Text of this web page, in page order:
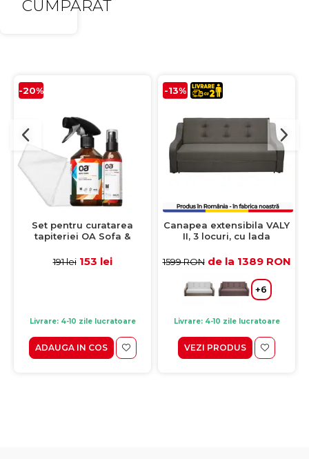
CUMPARAT
-20%
Set pentru curatarea
tapiteriei OA Sofa &
Laveta din microfibra
191 lei 153 lei
Livrare: 4-10 zile lucratoare
ADAUGA IN COS
-13%
Canapea extensibila VALY
II, 3 locuri, cu lada
215x90x95 cm
1599 RON de la 1389 RON
+6
Livrare: 4-10 zile lucratoare
VEZI PRODUS